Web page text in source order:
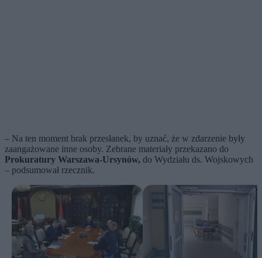
– Na ten moment brak przesłanek, by uznać, że w zdarzenie były
zaangażowane inne osoby. Zebrane materiały przekazano do
Prokuratury Warszawa-Ursynów, do Wydziału ds. Wojskowych
– podsumował rzecznik.